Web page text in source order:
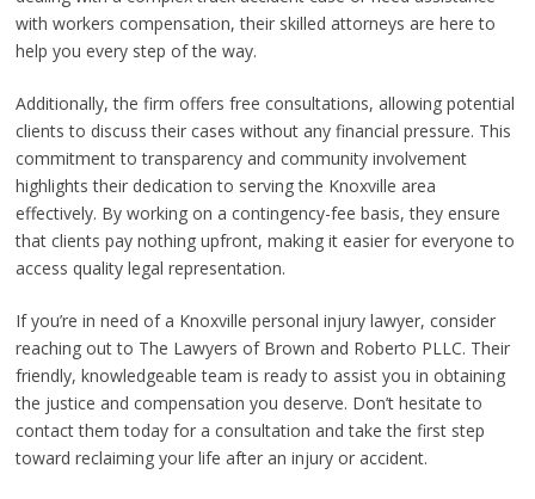
with workers compensation, their skilled attorneys are here to
help you every step of the way.
Additionally, the firm offers free consultations, allowing potential
clients to discuss their cases without any financial pressure. This
commitment to transparency and community involvement
highlights their dedication to serving the Knoxville area
effectively. By working on a contingency-fee basis, they ensure
that clients pay nothing upfront, making it easier for everyone to
access quality legal representation.
If you’re in need of a Knoxville personal injury lawyer, consider
reaching out to The Lawyers of Brown and Roberto PLLC. Their
friendly, knowledgeable team is ready to assist you in obtaining
the justice and compensation you deserve. Don’t hesitate to
contact them today for a consultation and take the first step
toward reclaiming your life after an injury or accident.